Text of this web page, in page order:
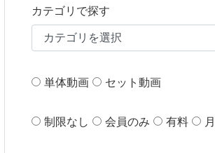
カテゴリで探す
単体動画 セット動画
制限なし 会員のみ 有料